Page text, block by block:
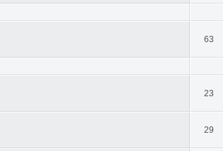
63
23
29